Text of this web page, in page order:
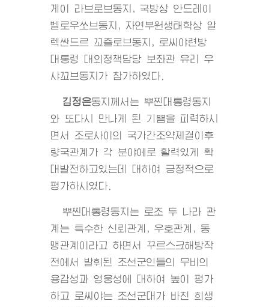
게이 라브로브동지, 국방상 안드레이
벨로우쏘브동지, 자연부원생태학상 알
렉싼드르 꼬즐로브동지, 로씨야련방
대통령 대외정책담당 보좌관 유리 우
샤꼬브동지가 참가하였다.
김정은동지 께서는 뿌찐대통령동지
와 또다시 만나게 된 기쁨을 피력하시
면서 조로사이의 국가간조약체결이후
량국관계가 각 분야에로 활력있게 확
대발전하고있는데 대하여 긍정적으로
평가하시였다.
뿌찐대통령동지는 로조 두 나라 관
계는 특수한 신뢰관계, 우호관계, 동
맹관계이라고 하면서 꾸르스크해방작
전에서 발휘된 조선군인들의 무비의
용감성과 영웅성에 대하여 높이 평가
하고 로씨야는 조선군대가 바친 희생